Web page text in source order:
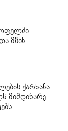
მზის
ქარხანა
მიმდინარე